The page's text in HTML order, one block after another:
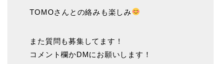
TOMOさんとの絡みも楽しみ
また質問も募集してます！
コメント欄かDMにお願いします！